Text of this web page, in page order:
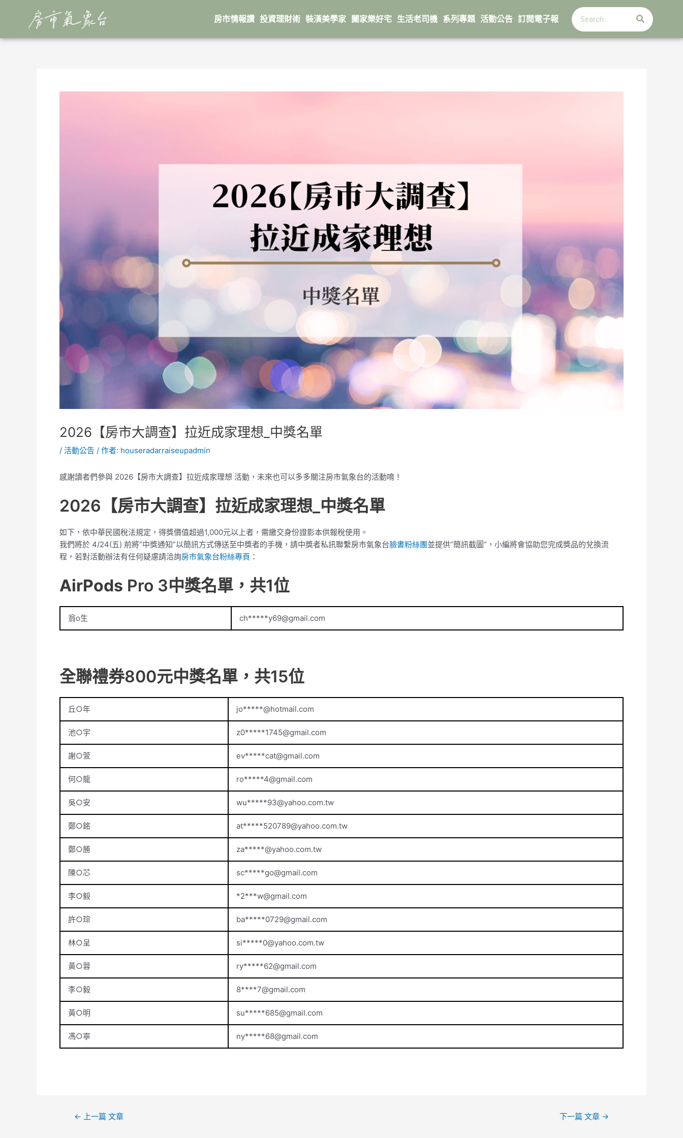
要
房市情報讚 投資理財術 裝潢美學家 闔家樂好宅 生活老司機 系列專題 活動公告 訂閱電子報
搜
尋
搜
2026【房市大調查】拉近成家理想_中獎名單
/ 活動公告 / 作者: houseradarraiseupadmin
感謝讀者們參與 2026【房市大調查】拉近成家理想 活動，未來也可以多多關注房市氣象台的活動唷！
2026【房市大調查】拉近成家理想_中獎名單
如下，依中華民國稅法規定，得獎價值超過1,000元以上者，需繳交身份證影本供報稅使用。
我們將於 4/24(五) 前將”中獎通知”以簡訊方式傳送至中獎者的手機，請中獎者私訊聯繫房市氣象台臉書粉絲團並提供”簡訊截圖”，小編將會協助您完成獎品的兌換流
程，若對活動辦法有任何疑慮請洽詢房市氣象台粉絲專頁 ：
AirPods Pro 3中獎名單，共1位
翁o生 ch*****y69@gmail.com
全聯禮券800元中獎名單，共15位
丘○年 jo*****@hotmail.com
池○宇 z0*****1745@gmail.com
謝○萱 ev*****cat@gmail.com
何○龍 ro*****4@gmail.com
吳○安 wu*****93@yahoo.com.tw
鄭○銘 at*****520789@yahoo.com.tw
鄭○勝 za*****@yahoo.com.tw
陳○芯 sc*****go@gmail.com
李○毅 *2***w@gmail.com
許○琮 ba*****0729@gmail.com
林○呈 si*****0@yahoo.com.tw
黃○蓉 ry*****62@gmail.com
李○毅 8****7@gmail.com
黃○明 su*****685@gmail.com
馮○寧 ny*****68@gmail.com
navigation
← 上一篇 文章 下一篇 文章 →